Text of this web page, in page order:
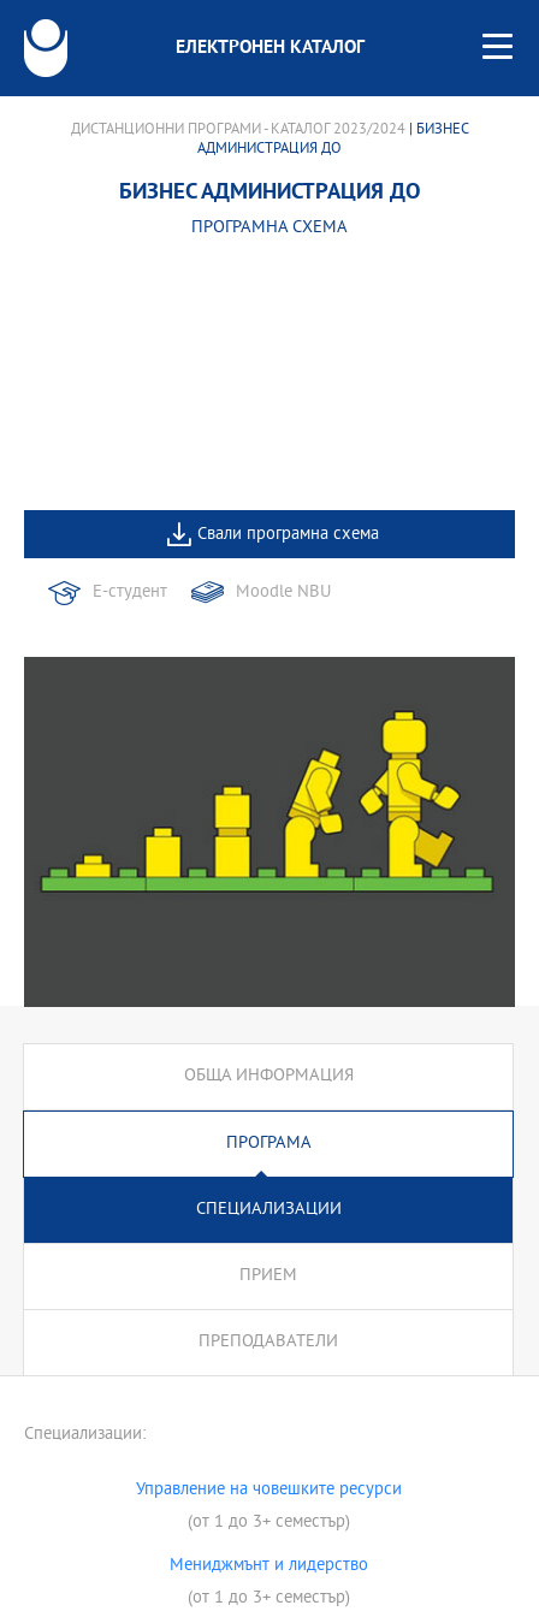
ЕЛЕКТРОНЕН КАТАЛОГ
ДИСТАНЦИОННИ ПРОГРАМИ - КАТАЛОГ 2023/2024| БИЗНЕС
АДМИНИСТРАЦИЯ ДО
БИЗНЕС АДМИНИСТРАЦИЯ ДО
ПРОГРАМНА СХЕМА
Свали програмна схема
Е-студент Moodle NBU
ОБЩА ИНФОРМАЦИЯ
ПРОГРАМА
СПЕЦИАЛИЗАЦИИ
ПРИЕМ
ПРЕПОДАВАТЕЛИ
Специализации:
Управление на човешките ресурси
(от 1 до 3+ семестър)
Мениджмънт и лидерство
(от 1 до 3+ семестър)